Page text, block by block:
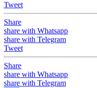
Tweet
Share
share with Whatsapp
share with Telegram
Tweet
Share
share with Whatsapp
share with Telegram